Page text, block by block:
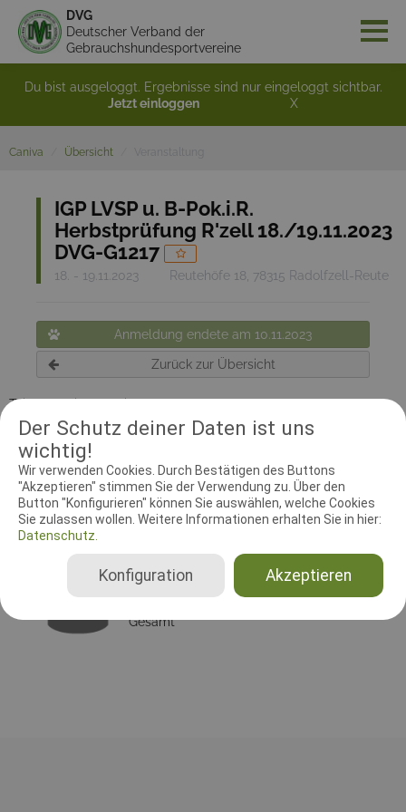
Der Schutz deiner Daten ist uns
wichtig!
Wir verwenden Cookies. Durch Bestätigen des Buttons
"Akzeptieren" stimmen Sie der Verwendung zu. Über den
Button "Konfigurieren" können Sie auswählen, welche Cookies
Sie zulassen wollen. Weitere Informationen erhalten Sie in hier:
Datenschutz.
Akzeptieren
Konfiguration
DVG
Deutscher Verband der
Gebrauchshundesportvereine
Du bist ausgeloggt. Ergebnisse sind nur eingeloggt sichtbar.
Jetzt einloggen
X
Caniva Übersicht
IGP LVSP u. B-Pok.i.R.
Herbstprüfung R'zell 18./19.11.2023
DVG-G1217
18. - 19.11.2023 Reutehöfe 18, 78315 Radolfzell-Reute
Anmeldung endete am 10.11.2023
Zurück zur Übersicht
Teilnehmerinformation:
Die Startgebühr beträgt € 25,00. Die Anmeldung verpflichtet zur
Bezahlung
RICHTER UND HELFER
Leistungsrichter
Dieter Jäkel
Deutschland
Gesamt